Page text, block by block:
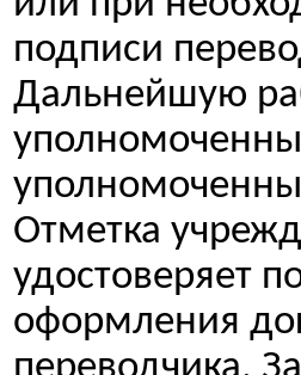
подписи
Дальнейшую
Отметка
удостоверяет
оформления